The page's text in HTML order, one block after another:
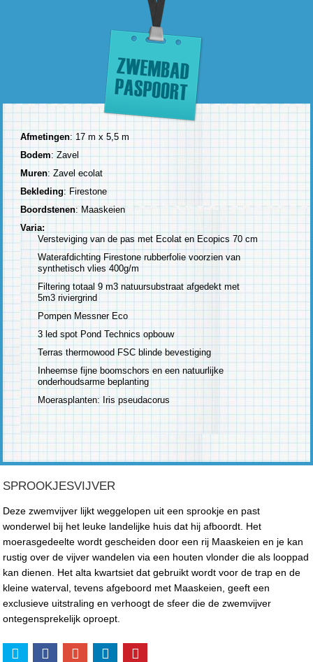
Afmetingen: 17 m x 5,5 m
Bodem: Zavel
Muren: Zavel ecolat
Bekleding: Firestone
Boordstenen: Maaskeien
Varia:
Versteviging van de pas met Ecolat en Ecopics 70 cm
Waterafdichting Firestone rubberfolie voorzien van
synthetisch vlies 400g/m
Filtering totaal 9 m3 natuursubstraat afgedekt met
5m3 riviergrind
Pompen Messner Eco
3 led spot Pond Technics opbouw
Terras thermowood FSC blinde bevestiging
Inheemse fijne boomschors en een natuurlijke
onderhoudsarme beplanting
Moerasplanten: Iris pseudacorus
SPROOKJESVIJVER
Deze zwemvijver lijkt weggelopen uit een sprookje en past
wonderwel bij het leuke landelijke huis dat hij afboordt. Het
moerasgedeelte wordt gescheiden door een rij Maaskeien en je kan
rustig over de vijver wandelen via een houten vlonder die als looppad
kan dienen. Het alta kwartsiet dat gebruikt wordt voor de trap en de
kleine waterval, tevens afgeboord met Maaskeien, geeft een
exclusieve uitstraling en verhoogt de sfeer die de zwemvijver
ontegensprekelijk oproept.